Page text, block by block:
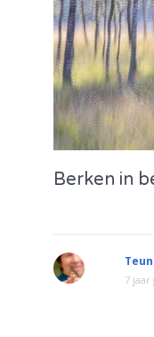
Berken in
7 jaar